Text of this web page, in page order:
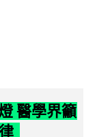
醫學界籲